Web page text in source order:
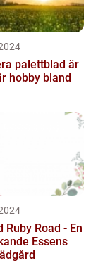
palettblad är
hobby bland
att ...
Ruby Road - En
Essens